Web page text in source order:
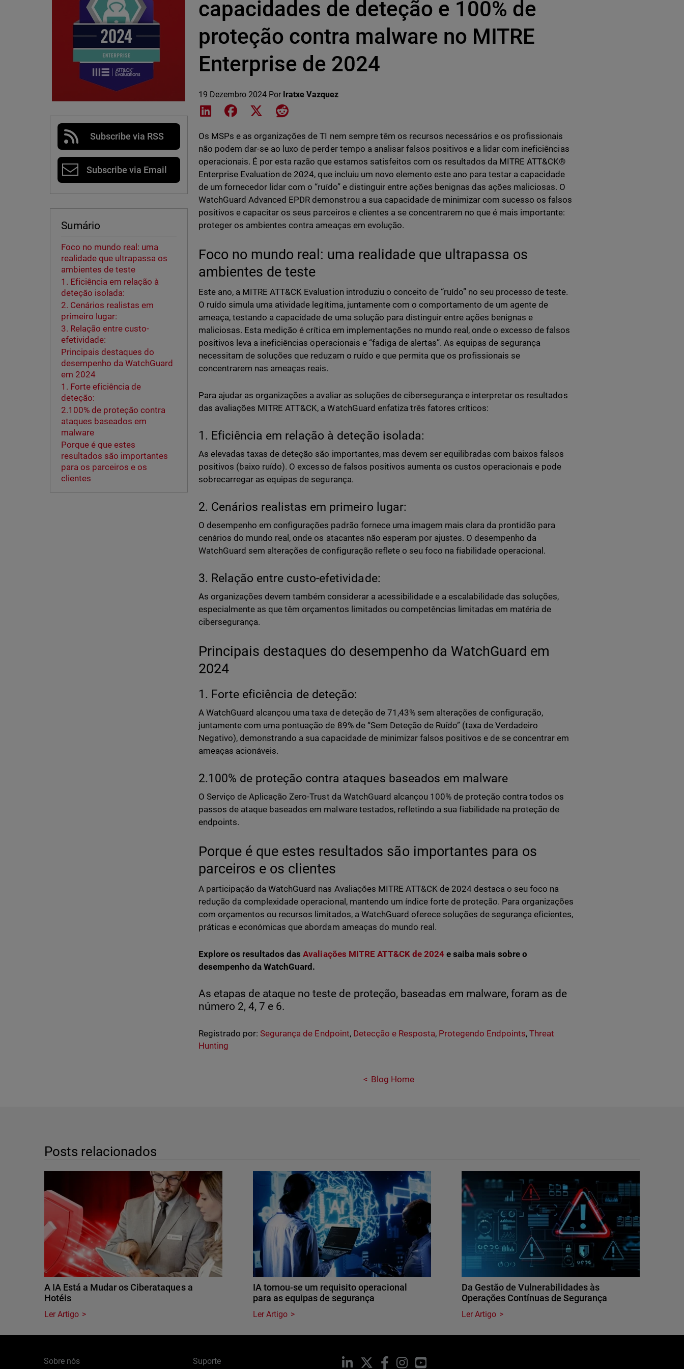
Subscribe via RSS
Subscribe via Email
Sumário
Foco no mundo real: uma
realidade que ultrapassa os
ambientes de teste
1. Eficiência em relação à
deteção isolada:
2. Cenários realistas em
primeiro lugar:
3. Relação entre custo-
efetividade:
Principais destaques do
desempenho da WatchGuard
em 2024
1. Forte eficiência de
deteção:
2.100% de proteção contra
ataques baseados em
malware
Porque é que estes
resultados são importantes
para os parceiros e os
clientes
capacidades de deteção e 100% de
proteção contra malware no MITRE
Enterprise de 2024
19 Dezembro 2024 Por Iratxe Vazquez
Share on LinkedIn
Share on Facebook
Share on XShare on Reddit
Os MSPs e as organizações de TI nem sempre têm os recursos necessários e os profissionais
não podem dar-se ao luxo de perder tempo a analisar falsos positivos e a lidar com ineficiências
operacionais. É por esta razão que estamos satisfeitos com os resultados da MITRE ATT&CK®
Enterprise Evaluation de 2024, que incluiu um novo elemento este ano para testar a capacidade
de um fornecedor lidar com o “ruído” e distinguir entre ações benignas das ações maliciosas. O
WatchGuard Advanced EPDR demonstrou a sua capacidade de minimizar com sucesso os falsos
positivos e capacitar os seus parceiros e clientes a se concentrarem no que é mais importante:
proteger os ambientes contra ameaças em evolução.
Foco no mundo real: uma realidade que ultrapassa os
ambientes de teste
Este ano, a MITRE ATT&CK Evaluation introduziu o conceito de “ruído” no seu processo de teste.
O ruído simula uma atividade legítima, juntamente com o comportamento de um agente de
ameaça, testando a capacidade de uma solução para distinguir entre ações benignas e
maliciosas. Esta medição é crítica em implementações no mundo real, onde o excesso de falsos
positivos leva a ineficiências operacionais e “fadiga de alertas”. As equipas de segurança
necessitam de soluções que reduzam o ruído e que permita que os profissionais se
concentrarem nas ameaças reais.
Para ajudar as organizações a avaliar as soluções de cibersegurança e interpretar os resultados
das avaliações MITRE ATT&CK, a WatchGuard enfatiza três fatores críticos:
1. Eficiência em relação à deteção isolada:
As elevadas taxas de deteção são importantes, mas devem ser equilibradas com baixos falsos
positivos (baixo ruído). O excesso de falsos positivos aumenta os custos operacionais e pode
sobrecarregar as equipas de segurança.
2. Cenários realistas em primeiro lugar:
O desempenho em configurações padrão fornece uma imagem mais clara da prontidão para
cenários do mundo real, onde os atacantes não esperam por ajustes. O desempenho da
WatchGuard sem alterações de configuração reflete o seu foco na fiabilidade operacional.
3. Relação entre custo-efetividade:
As organizações devem também considerar a acessibilidade e a escalabilidade das soluções,
especialmente as que têm orçamentos limitados ou competências limitadas em matéria de
cibersegurança.
Principais destaques do desempenho da WatchGuard em
2024
1. Forte eficiência de deteção:
A WatchGuard alcançou uma taxa de deteção de 71,43% sem alterações de configuração,
juntamente com uma pontuação de 89% de “Sem Deteção de Ruído” (taxa de Verdadeiro
Negativo), demonstrando a sua capacidade de minimizar falsos positivos e de se concentrar em
ameaças acionáveis.
2.100% de proteção contra ataques baseados em malware
O Serviço de Aplicação Zero-Trust da WatchGuard alcançou 100% de proteção contra todos os
passos de ataque baseados em malware testados, refletindo a sua fiabilidade na proteção de
endpoints.
Porque é que estes resultados são importantes para os
parceiros e os clientes
A participação da WatchGuard nas Avaliações MITRE ATT&CK de 2024 destaca o seu foco na
redução da complexidade operacional, mantendo um índice forte de proteção. Para organizações
com orçamentos ou recursos limitados, a WatchGuard oferece soluções de segurança eficientes,
práticas e económicas que abordam ameaças do mundo real.
Explore os resultados dasAvaliações MITRE ATT&CK de 2024e saiba mais sobre o
desempenho da WatchGuard.
As etapas de ataque no teste de proteção, baseadas em malware, foram as de
número 2, 4, 7 e 6.
Registrado por: Segurança de Endpoint, Detecção e Resposta, Protegendo Endpoints,Threat
Hunting
Blog Home
Posts relacionados
A IA Está a Mudar os Ciberataques a
Hotéis
Ler Artigo
IA tornou-se um requisito operacional
para as equipas de segurança
Ler Artigo
Da Gestão de Vulnerabilidades às
Operações Contínuas de Segurança
Ler Artigo
Sobre nós
Suporte
LinkedIn Facebook
InstagramYouTube